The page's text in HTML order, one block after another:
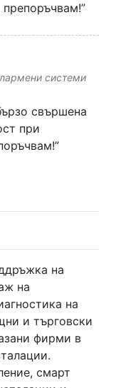
системи
свършена
при
на
на
на
и търговски
фирми в
смарт